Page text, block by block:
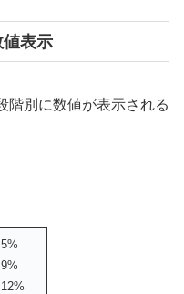
表示
階別に数値が表示される
5%
9%
12%